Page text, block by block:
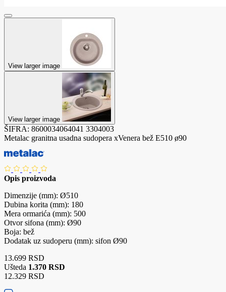
View larger image
View larger image
ŠIFRA: 8600034064041 3304003
Metalac granitna usadna sudopera xVenera bež E510 ø90
Opis proizvoda
Dimenzije (mm): Ø510
Dubina korita (mm): 180
Mera ormarića (mm): 500
Otvor sifona (mm): Ø90
Boja: bež
Dodatak uz sudoperu (mm): sifon Ø90
13.699 RSD
Ušteda 1.370 RSD
12.329 RSD